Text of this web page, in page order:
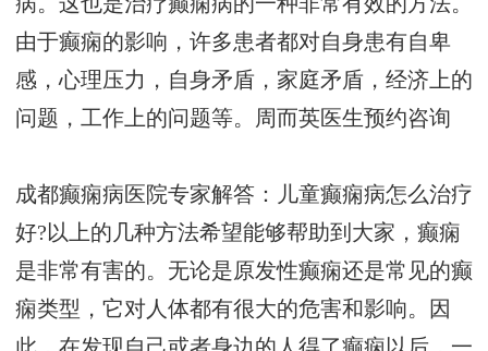
由于癫痫的影响，许多患者都对自身患有自卑
感，心理压力，自身矛盾，家庭矛盾，经济上的
问题，工作上的问题等。 周而英医生预约咨询
成都癫痫病医院专家解答：儿童癫痫病怎么治疗
好?以上的几种方法希望能够帮助到大家，癫痫
是非常有害的。无论是原发性癫痫还是常见的癫
痫类型，它对人体都有很大的危害和影响。因